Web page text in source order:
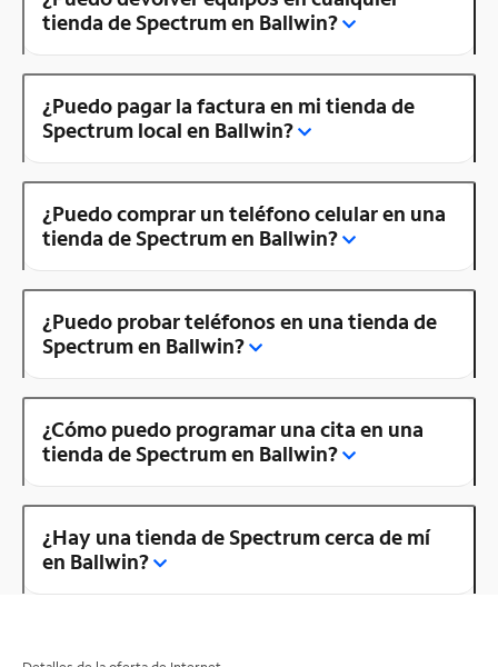
tienda de Spectrum en Ballwin?
¿Puedo pagar la factura en mi tienda de
Spectrum local en Ballwin?
¿Puedo comprar un teléfono celular en una
tienda de Spectrum en Ballwin?
¿Puedo probar teléfonos en una tienda de
Spectrum en Ballwin?
¿Cómo puedo programar una cita en una
tienda de Spectrum en Ballwin?
¿Hay una tienda de Spectrum cerca de mí
en Ballwin?